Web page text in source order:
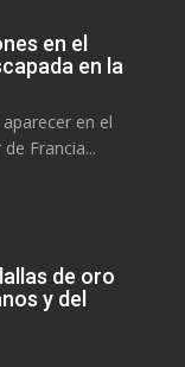
en el
en la
en el
Francia...
de oro
y del